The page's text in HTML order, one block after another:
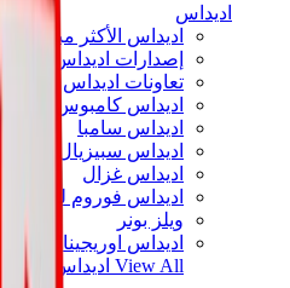
اديداس
اديداس الأكثر مبيعاً
إصدارات اديداس الجديدة
تعاونات اديداس
اديداس كامبوس
اديداس سامبا
اديداس سبيزيال
اديداس غزال
اديداس فوروم لو
ويلز بونر
اديداس اوريجينالز
View All اديداس